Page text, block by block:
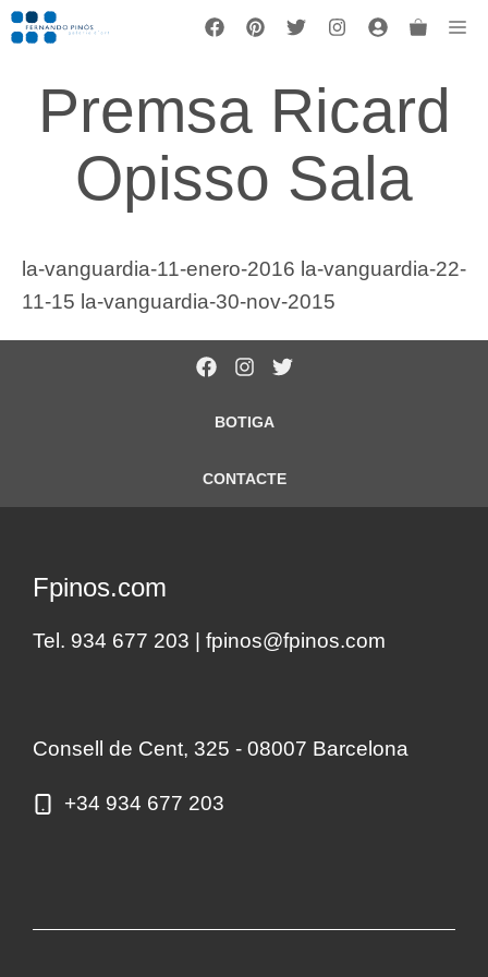
Vés
al
Premsa Ricard
Opisso Sala
la-vanguardia-11-enero-2016 la-vanguardia-22-
11-15 la-vanguardia-30-nov-2015
BOTIGA
CONTACTE
Fpinos.com
Tel. 934 677 203 | fpinos@fpinos.com
Consell de Cent, 325 - 08007 Barcelona
+34 934 677 203